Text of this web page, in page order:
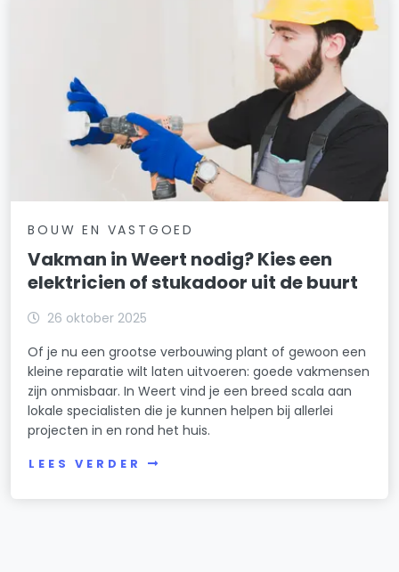
BOUW EN VASTGOED
Vakman in Weert nodig? Kies een
elektricien of stukadoor uit de buurt
26 oktober 2025
Of je nu een grootse verbouwing plant of gewoon een
kleine reparatie wilt laten uitvoeren: goede vakmensen
zijn onmisbaar. In Weert vind je een breed scala aan
lokale specialisten die je kunnen helpen bij allerlei
projecten in en rond het huis.
LEES VERDER